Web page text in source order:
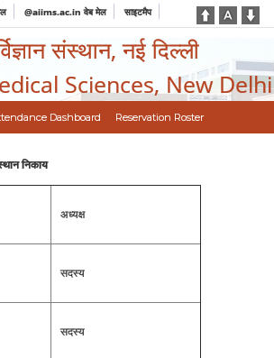
@aiims.ac.in वेब मेल साइटमैप
संस्थान, नई दिल्ली
Sciences, New Delhi
Dashboard Reservation Roster
निकाय
अध्यक्ष
सदस्य
सदस्य